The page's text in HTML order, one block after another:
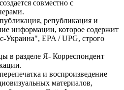
совместно с
републикация и
информации, которое содержит
Украина", EPA / UPG, строго
в разделе Я- Корреспондент
и воспроизведение
материалов,